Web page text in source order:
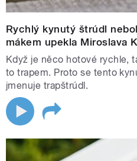
Rychlý kynutý štrúdl
mákem upekla Miroslava
Když je něco hotové rychle,
to trapem. Proto se tento
jmenuje trapštrúdl.